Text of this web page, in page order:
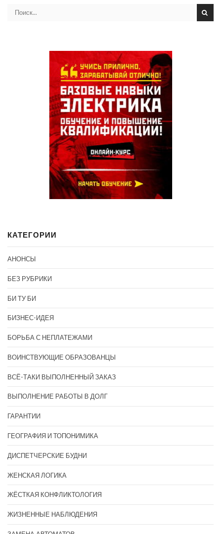
КАТЕГОРИИ
АНОНСЫ
БЕЗ РУБРИКИ
БИ ТУ БИ
БИЗНЕС-ИДЕЯ
БОРЬБА С НЕПЛАТЕЖАМИ
ВОИНСТВУЮЩИЕ ОБРАЗОВАНЦЫ
ВСЁ-ТАКИ ВЫПОЛНЕННЫЙ ЗАКАЗ
ВЫПОЛНЕНИЕ РАБОТЫ В ДОЛГ
ГАРАНТИИ
ГЕОГРАФИЯ И ТОПОНИМИКА
ДИСПЕТЧЕРСКИЕ БУДНИ
ЖЕНСКАЯ ЛОГИКА
ЖЁСТКАЯ КОНФЛИКТОЛОГИЯ
ЖИЗНЕННЫЕ НАБЛЮДЕНИЯ